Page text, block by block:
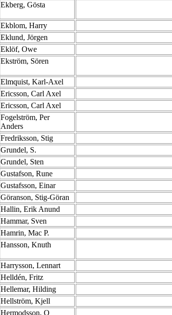
Ekberg, Gösta
Ekblom, Harry
Eklund, Jörgen
Eklöf, Owe
Ekström, Sören
Elmquist, Karl-Axel
Ericsson, Carl Axel
Ericsson, Carl Axel
Fogelström, Per
Anders
Fredriksson, Stig
Grundel, S.
Grundel, Sten
Gustafson, Rune
Gustafsson, Einar
Göranson, Stig-Göran
Hallin, Erik Anund
Hammar, Sven
Hamrin, Mac P.
Hansson, Knuth
Harrysson, Lennart
Helldén, Fritz
Hellemar, Hilding
Hellström, Kjell
Hermodsson, O